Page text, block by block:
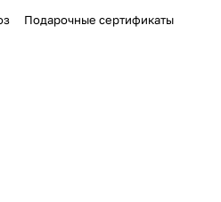
Подарочные сертификаты